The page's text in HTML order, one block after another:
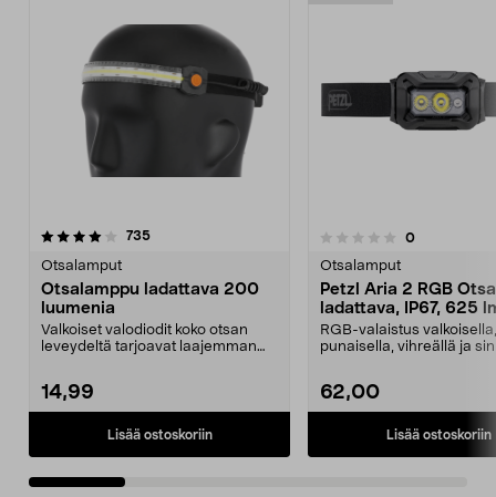
735arvostelut
Otsalamput
Otsalamppu ladattava 200
luumenia
Valkoiset valodiodit koko otsan
leveydeltä tarjoavat laajemman
14,99
Lisää ostoskoriin
0.0 viidestä
0arvostelut
Otsalamput
Petzl Aria 2 RGB
ladattava, IP67, 625
RGB-valaistus valkoisella,
punaisella, vihreällä ja
62,00
Lisää ostoskoriin
4.0 viidestä